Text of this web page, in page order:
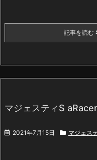
記事を読む
マジェスティS
2021年7月15日 マジェス